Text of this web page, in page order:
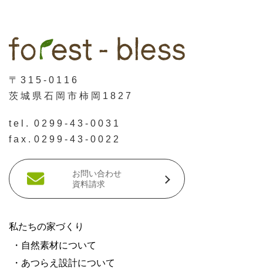
〒315-0116
茨城県石岡市柿岡1827
tel.
0299-43-0031
fax. 0299-43-0022
お問い合わせ
資料請求
私たちの家づくり
・自然素材について
・あつらえ設計について